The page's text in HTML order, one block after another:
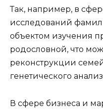
Так, например, в
исследований
объектом изучения
родословной, что
реконструкции
генетического
В сфере бизнеса и